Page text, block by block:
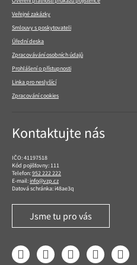
Veřejné zakázky
Smlouvy s poskytovateli
Úřední deska
Zpracovávání osobních údajů
Prohlášení o přístupnosti
Linka pro neslyšící
Zpracování cookies
Kontaktujte nás
IČO: 41197518
Kód pojišťovny: 111
Telefon:952 222 222
E-mail:info@vzp.cz
Datová schránka: i48ae3q
Jsme tu pro vás
FacebookLinkedIn YouTube InstagramTwitter